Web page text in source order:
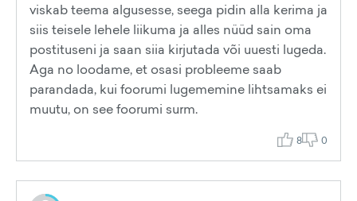
viskab teema algusesse, seega pidin alla kerima ja
siis teisele lehele liikuma ja alles nüüd sain oma
postituseni ja saan siia kirjutada või uuesti lugeda.
Aga no loodame, et osasi probleeme saab
parandada, kui foorumi lugememine lihtsamaks ei
muutu, on see foorumi surm.
8 0